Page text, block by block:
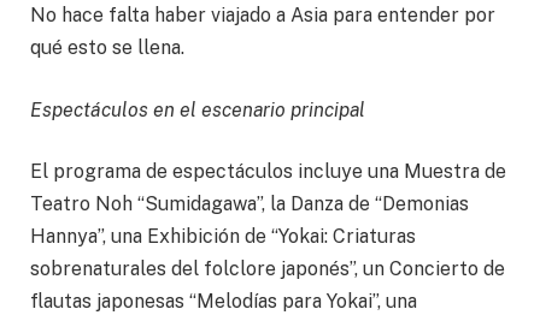
No hace falta haber viajado a Asia para entender por
qué esto se llena.
Espectáculos en el escenario principal
El programa de espectáculos incluye una Muestra de
Teatro Noh “Sumidagawa”, la Danza de “Demonias
Hannya”, una Exhibición de “Yokai: Criaturas
sobrenaturales del folclore japonés”, un Concierto de
flautas japonesas “Melodías para Yokai”, una